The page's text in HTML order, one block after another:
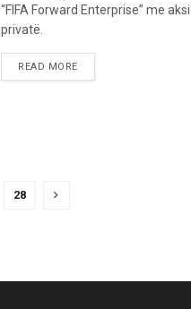
“FIFA Forward Enterprise” me
privatë.
READ MORE
28